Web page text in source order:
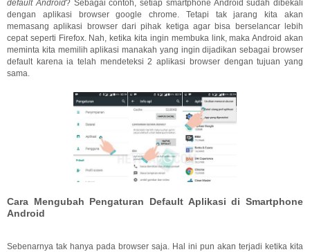
default Android? Sebagai contoh, setiap smartphone Android sudah dibekali
dengan aplikasi browser google chrome. Tetapi tak jarang kita akan
memasang aplikasi browser dari pihak ketiga agar bisa berselancar lebih
cepat seperti Firefox. Nah, ketika kita ingin membuka link, maka Android akan
meminta kita memilih aplikasi manakah yang ingin dijadikan sebagai browser
default karena ia telah mendeteksi 2 aplikasi browser dengan tujuan yang
sama.
Cara Mengubah Pengaturan Default Aplikasi di Smartphone
Android
Sebenarnya tak hanya pada browser saja. Hal ini pun akan terjadi ketika kita